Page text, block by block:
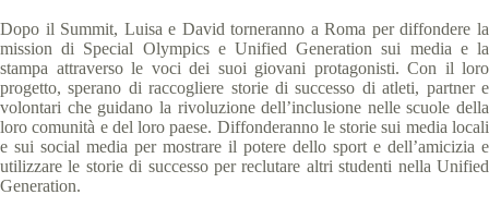
Dopo il Summit, Luisa e David torneranno a Roma per diffondere la
mission di Special Olympics e Unified Generation sui media e la
stampa attraverso le voci dei suoi giovani protagonisti. Con il loro
progetto, sperano di raccogliere storie di successo di atleti, partner e
volontari che guidano la rivoluzione dell’inclusione nelle scuole della
loro comunità e del loro paese. Diffonderanno le storie sui media locali
e sui social media per mostrare il potere dello sport e dell’amicizia e
utilizzare le storie di successo per reclutare altri studenti nella Unified
Generation.